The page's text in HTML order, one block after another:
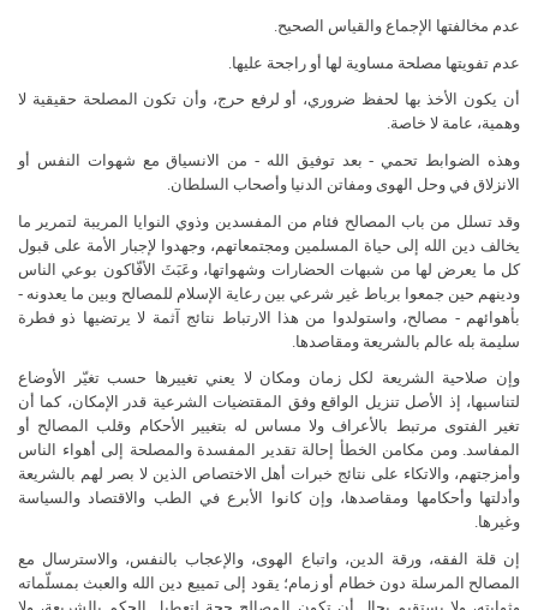
عدم مخالفتها الإجماع والقياس الصحيح.
عدم تفويتها مصلحة مساوية لها أو راجحة عليها.
أن يكون الأخذ بها لحفظ ضروري، أو لرفع حرج، وأن تكون المصلحة حقيقية لا
وهمية، عامة لا خاصة.
وهذه الضوابط تحمي - بعد توفيق الله - من الانسياق مع شهوات النفس أو
الانزلاق في وحل الهوى ومفاتن الدنيا وأصحاب السلطان.
وقد تسلل من باب المصالح فئام من المفسدين وذوي النوايا المريبة لتمرير ما
يخالف دين الله إلى حياة المسلمين ومجتمعاتهم، وجهدوا لإجبار الأمة على قبول
كل ما يعرض لها من شبهات الحضارات وشهواتها، وعَبَثَ الأفّاكون بوعي الناس
ودينهم حين جمعوا برباط غير شرعي بين رعاية الإسلام للمصالح وبين ما يعدونه -
بأهوائهم - مصالح، واستولدوا من هذا الارتباط نتائج آثمة لا يرتضيها ذو فطرة
سليمة بله عالم بالشريعة ومقاصدها.
وإن صلاحية الشريعة لكل زمان ومكان لا يعني تغييرها حسب تغيّر الأوضاع
لتناسبها، إذ الأصل تنزيل الواقع وفق المقتضيات الشرعية قدر الإمكان، كما أن
تغير الفتوى مرتبط بالأعراف ولا مساس له بتغيير الأحكام وقلب المصالح أو
المفاسد. ومن مكامن الخطأ إحالة تقدير المفسدة والمصلحة إلى أهواء الناس
وأمزجتهم، والاتكاء على نتائج خبرات أهل الاختصاص الذين لا بصر لهم بالشريعة
وأدلتها وأحكامها ومقاصدها، وإن كانوا الأبرع في الطب والاقتصاد والسياسة
وغيرها.
إن قلة الفقه، ورقة الدين، واتباع الهوى، والإعجاب بالنفس، والاسترسال مع
المصالح المرسلة دون خطام أو زمام؛ يقود إلى تمييع دين الله والعبث بمسلّماته